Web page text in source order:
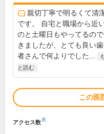
親切丁寧で明るくて清
です。 自宅と職場から近
のと土曜日もやってるの
きましたが、とても良い
者さんで何よりでした...
と読む
この医
アクセス数※